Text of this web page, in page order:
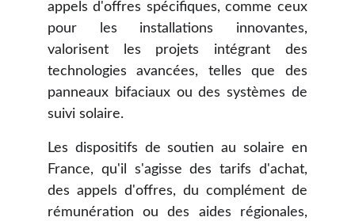
appels d'offres spécifiques, comme ceux
pour les installations innovantes,
valorisent les projets intégrant des
technologies avancées, telles que des
panneaux bifaciaux ou des systèmes de
suivi solaire.
Les dispositifs de soutien au solaire en
France, qu'il s'agisse des tarifs d'achat,
des appels d'offres, du complément de
rémunération ou des aides régionales,